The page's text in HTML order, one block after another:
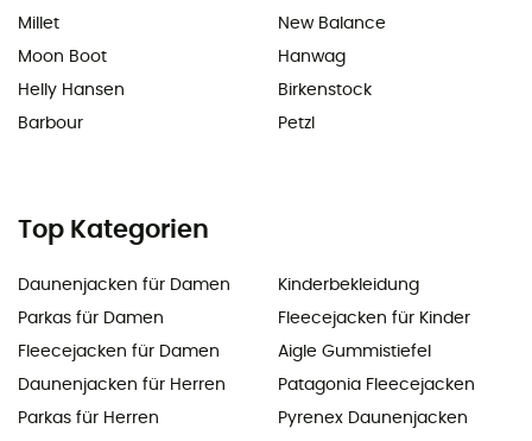
Millet
Moon Boot
Helly Hansen
Barbour
New Balance
Hanwag
Birkenstock
Petzl
Top Kategorien
Daunenjacken für Damen
Parkas für Damen
Fleecejacken für Damen
Daunenjacken für Herren
Parkas für Herren
Kinderbekleidung
Fleecejacken für Kinder
Aigle Gummistiefel
Patagonia Fleecejacken
Pyrenex Daunenjacken